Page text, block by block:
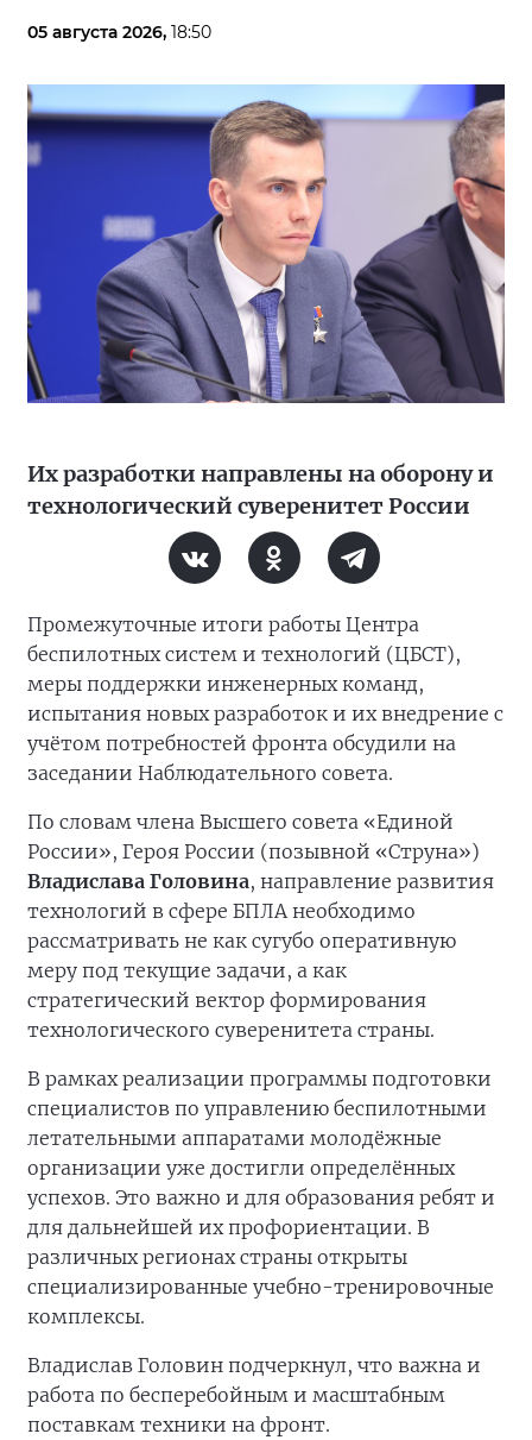
05 августа 2026, 18:50
Их разработки направлены на оборону и
технологический суверенитет России
Промежуточные итоги работы Центра
беспилотных систем и технологий (ЦБСТ),
меры поддержки инженерных команд,
испытания новых разработок и их внедрение с
учётом потребностей фронта обсудили на
заседании Наблюдательного совета.
По словам члена Высшего совета «Единой
России», Героя России (позывной «Струна»)
Владислава Головина, направление развития
технологий в сфере БПЛА необходимо
рассматривать не как сугубо оперативную
меру под текущие задачи, а как
стратегический вектор формирования
технологического суверенитета страны.
В рамках реализации программы подготовки
специалистов по управлению беспилотными
летательными аппаратами молодёжные
организации уже достигли определённых
успехов. Это важно и для образования ребят и
для дальнейшей их профориентации. В
различных регионах страны открыты
специализированные учебно-тренировочные
комплексы.
Владислав Головин подчеркнул, что важна и
работа по бесперебойным и масштабным
поставкам техники на фронт.